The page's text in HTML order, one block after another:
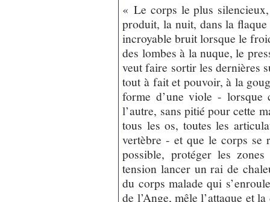
« Le corps le plus
produit, la nuit, dans la
incroyable bruit lorsque le
des lombes à la nuque, le
veut faire sortir les dernières
tout à fait et pouvoir, à la
forme d’une viole -
l’autre, sans pitié pour cette
tous les os, toutes les
vertèbre - et que le corps se
possible, protéger les
tension lancer un rai de
du corps malade qui
de l’Ange, mêle l’attaque et